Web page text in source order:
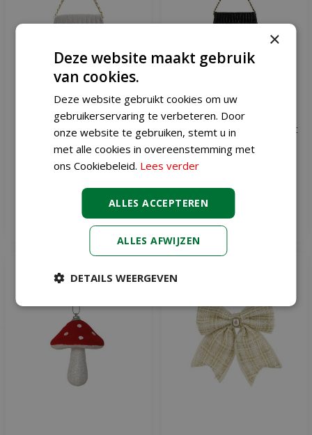
Kersthanger handtas
kunstleer 6x13x9 cm wit
€9,49
Meer informatie
Kersthanger handtas
kunstleer 6x13x9 cm zwart
Meer informatie
×
Deze website maakt gebruik
van cookies.
Deze website gebruikt cookies om uw
gebruikerservaring te verbeteren. Door
onze website te gebruiken, stemt u in
met alle cookies in overeenstemming met
ons Cookiebeleid. Lees verder
ALLES ACCEPTEREN
ALLES AFWIJZEN
DETAILS WEERGEVEN